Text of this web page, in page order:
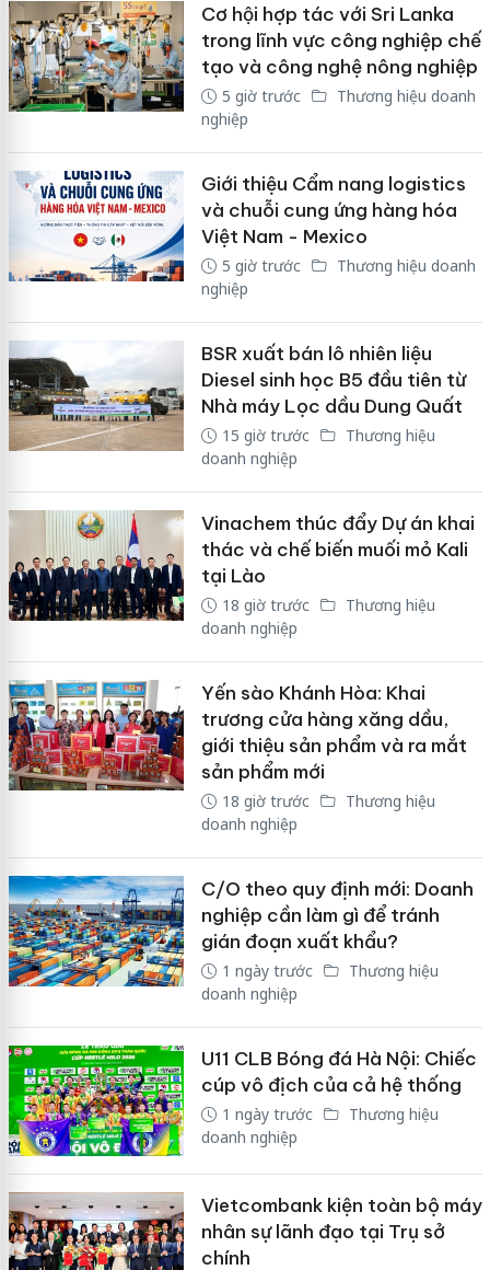
Cơ hội hợp tác với Sri Lanka
trong lĩnh vực công nghiệp chế
tạo và công nghệ nông nghiệp
5 giờ trước
Thương hiệu doanh
nghiệp
Giới thiệu Cẩm nang logistics
và chuỗi cung ứng hàng hóa
Việt Nam - Mexico
5 giờ trước
Thương hiệu doanh
nghiệp
BSR xuất bán lô nhiên liệu
Diesel sinh học B5 đầu tiên từ
Nhà máy Lọc dầu Dung Quất
15 giờ trước
Thương hiệu
doanh nghiệp
Vinachem thúc đẩy Dự án khai
thác và chế biến muối mỏ Kali
tại Lào
18 giờ trước
Thương hiệu
doanh nghiệp
Yến sào Khánh Hòa: Khai
trương cửa hàng xăng dầu,
giới thiệu sản phẩm và ra mắt
sản phẩm mới
18 giờ trước
Thương hiệu
doanh nghiệp
C/O theo quy định mới: Doanh
nghiệp cần làm gì để tránh
gián đoạn xuất khẩu?
1 ngày trước
Thương hiệu
doanh nghiệp
U11 CLB Bóng đá Hà Nội: Chiếc
cúp vô địch của cả hệ thống
1 ngày trước
Thương hiệu
doanh nghiệp
Vietcombank kiện toàn bộ máy
nhân sự lãnh đạo tại Trụ sở
chính